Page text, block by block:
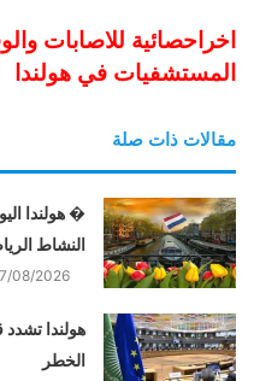
اخراحصائية للاصابات
المستشفيات في هولندا
مقالات ذات صلة
� هولندا
النشاط
08/2026
هولندا تشدد
الخطر